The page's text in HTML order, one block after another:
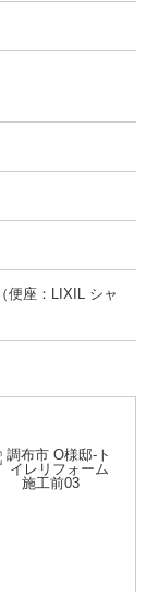
便座：LIXIL シャ